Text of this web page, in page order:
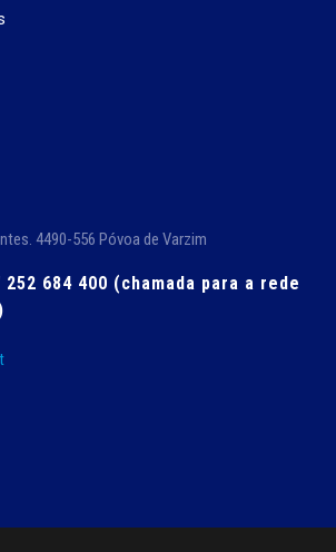
4490-556 Póvoa de Varzim
252 684 400 (chamada para a rede